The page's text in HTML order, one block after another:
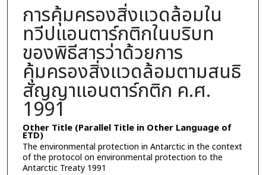
การคุ้มครองสิ่งแวดล้อมใน
ทวีปแอนตาร์กติกในบริบท
ของพิธีสารว่าด้วยการ
คุ้มครองสิ่งแวดล้อมตามสนธิ
สัญญาแอนตาร์กติก ค.ศ.
1991
Other Title (Parallel Title in Other Language of
ETD)
The environmental protection in Antarctic in the context
of the protocol on environmental protection to the
Antarctic Treaty 1991